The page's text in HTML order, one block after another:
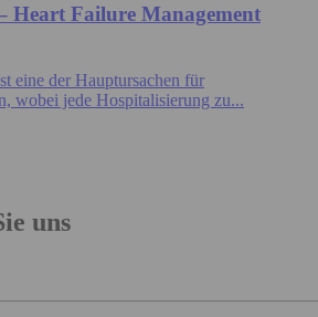
Heart Failure Management
eine der Hauptursachen für
wobei jede Hospitalisierung zu...
uns